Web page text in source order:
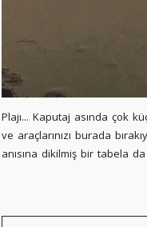
Plajı... Kaputaj asında çok
ve araçlarınızı burada
anısına dikilmiş bir tabela